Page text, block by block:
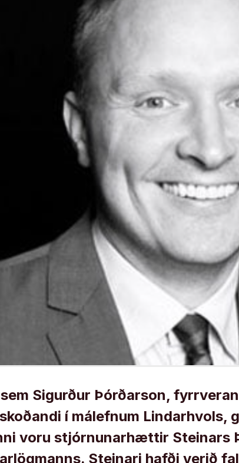
Sigurður Þórðarson,
í málefnum Lindarhvols,
voru stjórnunarhættir Steinars
Steinari hafði verið